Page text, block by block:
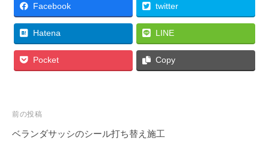
Facebook twitter
Hatena LINE
Pocket Copy
前の投稿
ベランダサッシのシール打ち替え施工